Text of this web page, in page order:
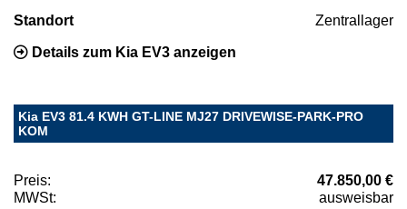
Standort Zentrallager
Details zum Kia EV3 anzeigen
Kia EV3 81.4 KWH GT-LINE MJ27 DRIVEWISE-PARK-PRO
KOM
Preis:
47.850,00 €
MWSt:
ausweisbar